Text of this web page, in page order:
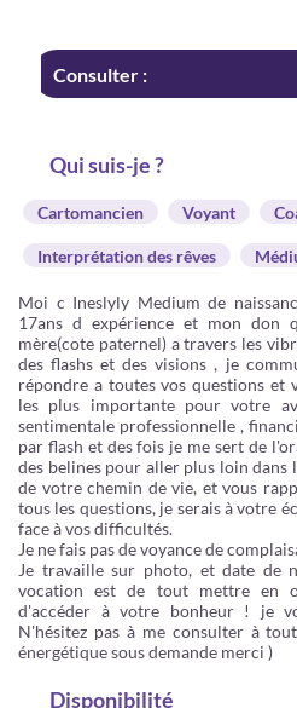
Consulter :
Qui suis-je ?
Cartomancien Voyant
Interprétation des rêves
Moi c Ineslyly Medium de
17ans d expérience et mon don
mère(cote paternel) a travers les
des flashs et des visions , je
répondre a toutes vos questions et
les plus importante pour votre
sentimentale professionnelle ,
par flash et des fois je me sert de
des belines pour aller plus loin
de votre chemin de vie, et vous
tous les questions, je serais à votre
face à vos difficultés.
Je ne fais pas de voyance de
Je travaille sur photo, et date de
vocation est de tout mettre en
d'accéder à votre bonheur ! je
N'hésitez pas à me consulter à
énergétique sous demande merci )
Disponibilité